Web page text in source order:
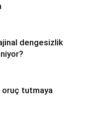
dengesizlik
tutmaya